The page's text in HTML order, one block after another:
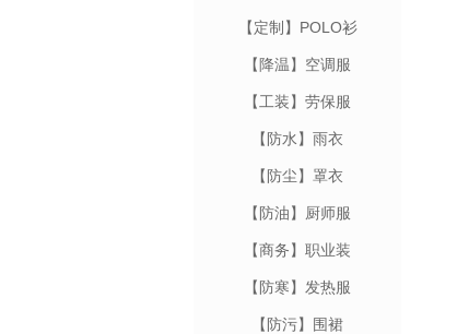
【定制】POLO衫
【降温】空调服
【工装】劳保服
【防水】雨衣
【防尘】罩衣
【防油】厨师服
【商务】职业装
【防寒】发热服
【防污】围裙